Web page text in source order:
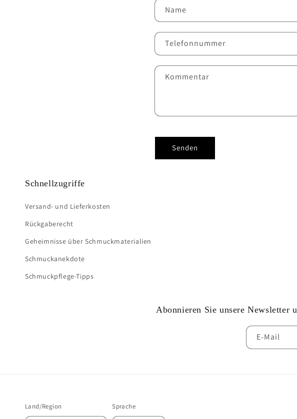
Name
Telefonnummer
Kommentar
Senden
Schnellzugriffe
Versand- und Lieferkosten
Rückgaberecht
Geheimnisse über Schmuckmaterialien
Schmuckanekdote
Schmuckpflege-Tipps
Abonnieren Sie unsere Newsletter
E-Mail
Land/Region Sprache